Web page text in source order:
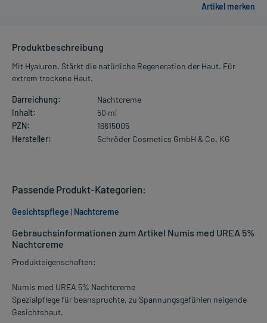
Produktbeschreibung
Mit Hyaluron. Stärkt die natürliche Regeneration der Haut. Für
extrem trockene Haut.
Darreichung:
Nachtcreme
Inhalt:
50 ml
PZN:
16615005
Hersteller:
Schröder Cosmetics GmbH & Co. KG
Gebrauchsinformationen zum Artikel Numis med UREA 5%
Nachtcreme
Produkteigenschaften:
Numis med UREA 5% Nachtcreme
Spezialpflege für beanspruchte, zu Spannungsgefühlen neigende
Gesichtshaut.
Passende Produkt-Kategorien:
Gesichtspflege | Nachtcreme